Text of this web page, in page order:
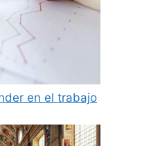
en el trabajo